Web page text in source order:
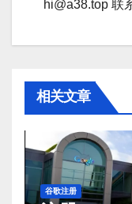
hi@a38.top 联
相关文章
谷歌注册